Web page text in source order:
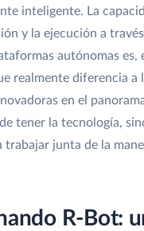
inteligente. La
y la ejecución a
autónomas es,
realmente diferencia a
en el
tener la tecnología,
trabajar junta de la
R-Bot: